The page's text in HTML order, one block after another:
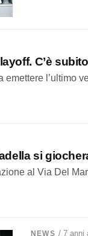
C’è
l’ultimo
si
al Via Del
NEWS / 7 anni